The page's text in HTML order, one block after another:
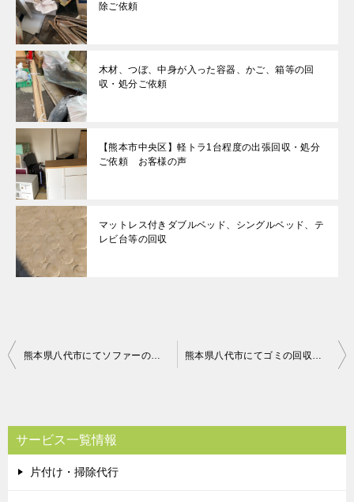
除ご依頼
木材、つぼ、中身が入った容器、かご、箱等の回
収・処分ご依頼
【熊本市中央区】軽トラ1台程度の出張回収・処分
ご依頼 お客様の声
マットレス付きダブルベッド、シングルベッド、テ
レビ台等の回収
投
ビ
ゲ
ー
熊本県八代市にてソファーの回収処分 お客様の声 熊本県八代市にてゴミの回収処理 お客様の声
サービス一覧情報
片付け・掃除代行